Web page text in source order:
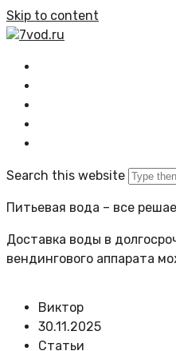
Skip to content
7vod.ru
Search this website
Питьевая вода – все
Доставка воды в
вендингового аппарата
Виктор
30.11.2025
Статьи